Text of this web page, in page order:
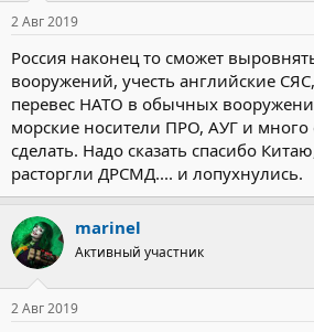
Столтенберг добавил, что "де-факто
разрабатывать и размещать новые
России осталось всего пять недель,
2 Авг 2019
Россия наконец то сможет
вооружений, учесть английские
перевес НАТО в обычных
морские носители ПРО, АУГ и много
сделать. Надо сказать спасибо
расторгли ДРСМД.... и лопухнулись.
marinel
Активный участник
2 Авг 2019